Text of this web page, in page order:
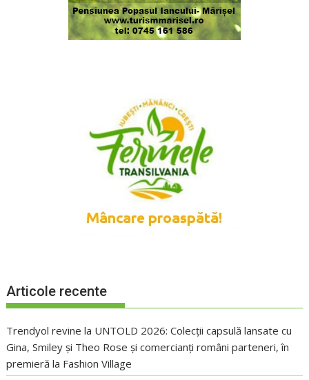
Articole recente
Trendyol revine la UNTOLD 2026: Colecții capsulă lansate cu
Gina, Smiley și Theo Rose și comercianți români parteneri, în
premieră la Fashion Village